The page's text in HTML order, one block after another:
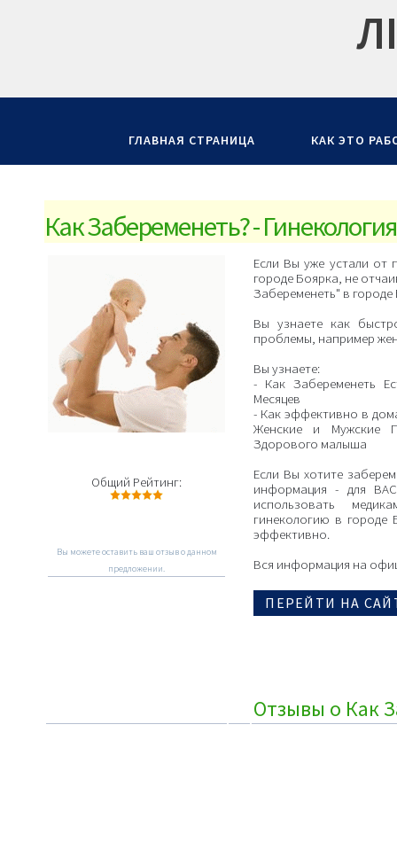
ГЛАВНАЯ СТРАНИЦА КАК ЭТО
Как Забеременеть? -
Общий Рейтинг:
Вы можете оставить ваш отзыв о данном
предложении.
Если Вы уже устали от
городе Боярка, не
Забеременеть" в
Вы узнаете как
проблемы, например
Вы узнаете:
- Как Забеременеть
Месяцев
- Как эффективно в
Женские и Мужские
Здорового малыша
Если Вы хотите
информация - для
использовать
гинекологию в
эффективно.
Вся информация на
ПЕРЕЙТИ НА
Отзывы о Как